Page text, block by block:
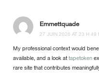
Emmettquade
27 JUIN 2026 AT 23 H 49
My professional context would
available, and a look attapetoken
rare site that contributes